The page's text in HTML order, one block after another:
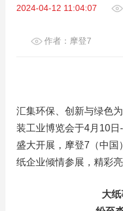
2024-04-12 11:04:07
作者：摩登7
汇集环保、创新与绿色
装工业博览会于4月10
盛大开展，摩登7（中国
纸企业倾情参展，精彩亮
大